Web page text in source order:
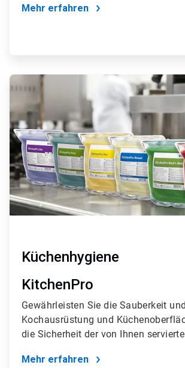
Mehr erfahren
ArticleTile
2
4
Küchenhygiene
KitchenPro
Gewährleisten Sie die Sauberkeit
Kochausrüstung und
die Sicherheit der von Ihnen
Mehr erfahren